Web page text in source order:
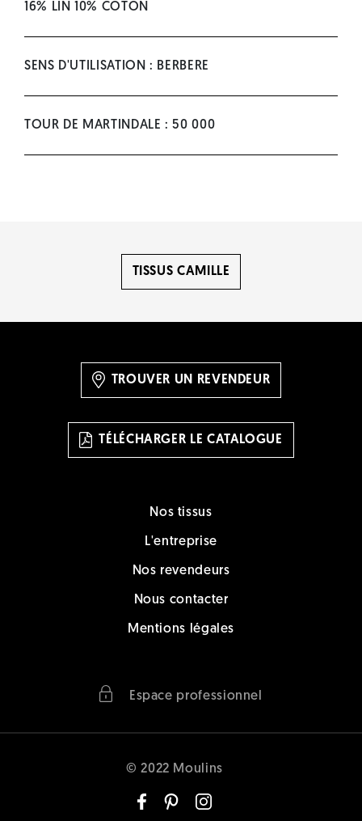
16% LIN 10% COTON
SENS D'UTILISATION : BERBERE
TOUR DE MARTINDALE : 50 000
TISSUS CAMILLE
TROUVER UN REVENDEUR
TÉLÉCHARGER LE CATALOGUE
Nos tissus
L'entreprise
Nos revendeurs
Nous contacter
Mentions légales
Espace professionnel
© 2022 Moulins